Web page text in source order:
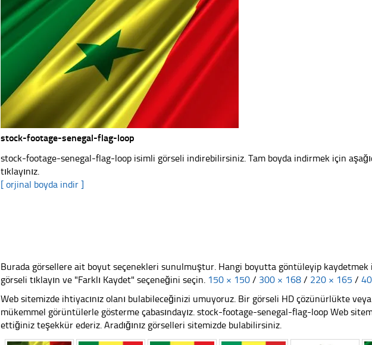
stock-footage-senegal-flag-loop
stock-footage-senegal-flag-loop isimli görseli indirebilirsiniz. Tam boyda indirmek için
tıklayınız.
[ orjinal boyda indir ]
Burada görsellere ait boyut seçenekleri sunulmuştur. Hangi boyutta göntüleyip kaydetmek
görseli tıklayın ve "Farklı Kaydet" seçeneğini seçin. 150 × 150 / 300 × 168 / 220 × 165 /
Web sitemizde ihtiyacınız olanı bulabileceğinizi umuyoruz. Bir görseli HD çözünürlükte veya
mükemmel görüntülerle gösterme çabasındayız. stock-footage-senegal-flag-loop Web
ettiğiniz teşekkür ederiz. Aradığınız görselleri sitemizde bulabilirsiniz.